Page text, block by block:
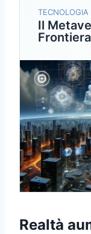
Il
Realtà